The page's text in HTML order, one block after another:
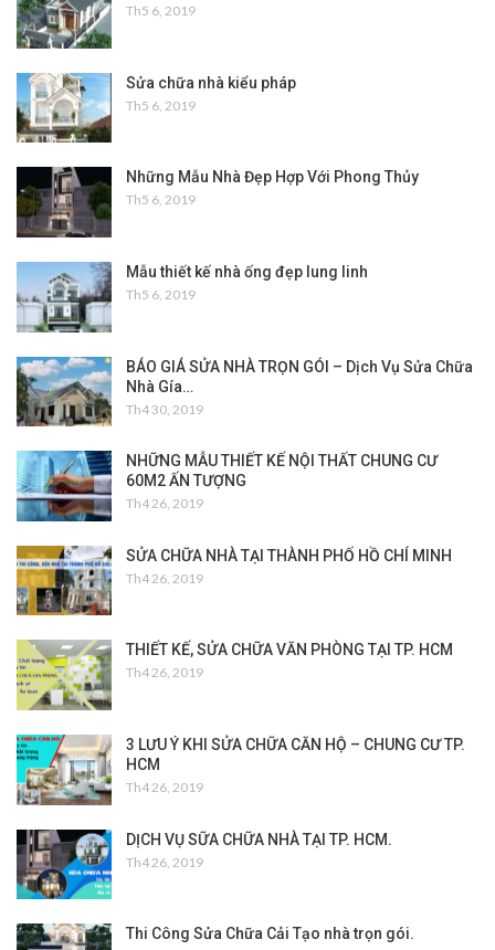
Th5 6, 2019
Sửa chữa nhà kiểu pháp
Th5 6, 2019
Những Mẫu Nhà Đẹp Hợp Với Phong Thủy
Th5 6, 2019
Mẫu thiết kế nhà ống đẹp lung linh
Th5 6, 2019
BÁO GIÁ SỬA NHÀ TRỌN GÓI – Dịch Vụ Sửa Chữa
Nhà Gía…
Th4 30, 2019
NHỮNG MẪU THIẾT KẾ NỘI THẤT CHUNG CƯ
60M2 ẤN TƯỢNG
Th4 26, 2019
SỬA CHỮA NHÀ TẠI THÀNH PHỐ HỒ CHÍ MINH
Th4 26, 2019
THIẾT KẾ, SỬA CHỮA VĂN PHÒNG TẠI TP. HCM
Th4 26, 2019
3 LƯU Ý KHI SỬA CHỮA CĂN HỘ – CHUNG CƯ TP.
HCM
Th4 26, 2019
DỊCH VỤ SỮA CHỮA NHÀ TẠI TP. HCM.
Th4 26, 2019
Thi Công Sửa Chữa Cải Tạo nhà trọn gói.